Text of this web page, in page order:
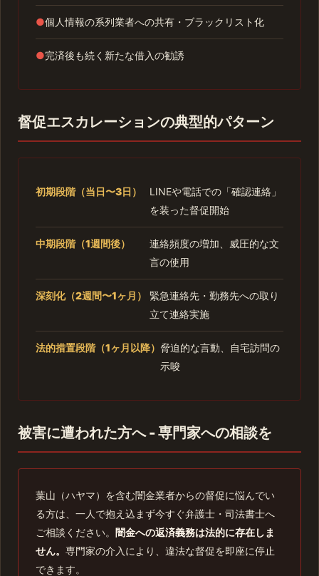
●個人情報の系列業者への共有・ブラックリスト化
●完済後も続く新たな借入の勧誘
督促エスカレーションの典型的パターン
初期段階（当日〜3日）
LINEや電話での「確認連絡」
を装った督促開始
中期段階（1週間後）
連絡頻度の増加、威圧的な文
言の使用
深刻化（2週間〜1ヶ月）
緊急連絡先・勤務先への取り
立て連絡実施
法的措置段階（1ヶ月以降） 脅迫的な言動、自宅訪問の
示唆
被害に遭われた方へ - 専門家への相談を
葉山（ハヤマ）を含む闇金業者からの督促に悩んでい
る方は、一人で抱え込まず今すぐ弁護士・司法書士へ
ご相談ください。 闇金への返済義務は法的に存在しま
せん。 専門家の介入により、違法な督促を即座に停止
できます。